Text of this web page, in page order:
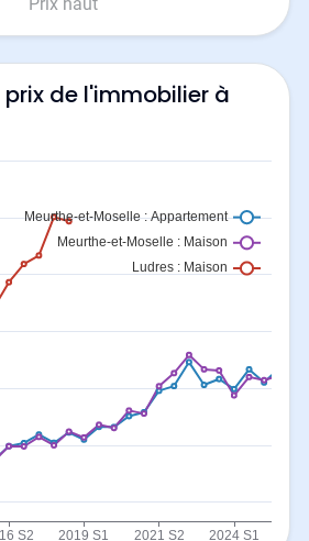
de l'immobilier à